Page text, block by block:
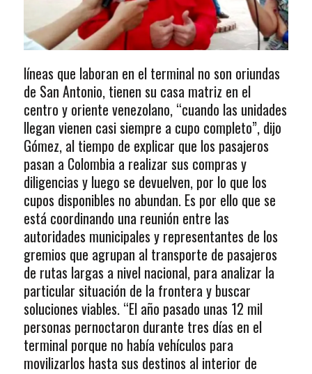
líneas que laboran en el terminal no son oriundas
de San Antonio, tienen su casa matriz en el
centro y oriente venezolano, “cuando las unidades
llegan vienen casi siempre a cupo completo”, dijo
Gómez, al tiempo de explicar que los pasajeros
pasan a Colombia a realizar sus compras y
diligencias y luego se devuelven, por lo que los
cupos disponibles no abundan. Es por ello que se
está coordinando una reunión entre las
autoridades municipales y representantes de los
gremios que agrupan al transporte de pasajeros
de rutas largas a nivel nacional, para analizar la
particular situación de la frontera y buscar
soluciones viables. “El año pasado unas 12 mil
personas pernoctaron durante tres días en el
terminal porque no había vehículos para
movilizarlos hasta sus destinos al interior de